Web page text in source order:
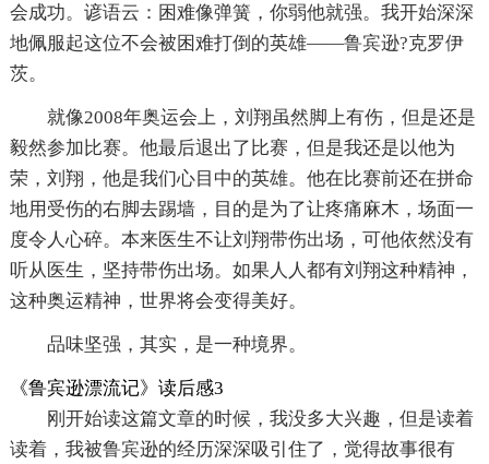
会成功。谚语云：困难像弹簧，你弱他就强。我开始深深
地佩服起这位不会被困难打倒的英雄——鲁宾逊?克罗伊
茨。
就像2008年奥运会上，刘翔虽然脚上有伤，但是还是
毅然参加比赛。他最后退出了比赛，但是我还是以他为
荣，刘翔，他是我们心目中的英雄。他在比赛前还在拼命
地用受伤的右脚去踢墙，目的是为了让疼痛麻木，场面一
度令人心碎。本来医生不让刘翔带伤出场，可他依然没有
听从医生，坚持带伤出场。如果人人都有刘翔这种精神，
这种奥运精神，世界将会变得美好。
品味坚强，其实，是一种境界。
《鲁宾逊漂流记》读后感3
刚开始读这篇文章的时候，我没多大兴趣，但是读着
读着，我被鲁宾逊的经历深深吸引住了，觉得故事很有